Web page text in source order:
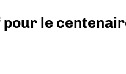
le